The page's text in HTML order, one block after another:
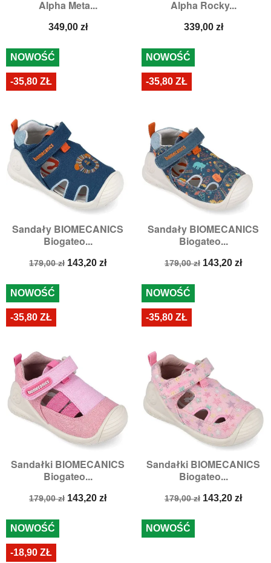
Alpha Meta...
Cena
349,00 zł
Alpha Rocky...
Cena
339,00 zł
Sandały BIOMECANICS
Biogateo...
Cena
179,00 zł Cena
143,20 zł
NOWOŚĆ
-35,80 ZŁ
Sandały BIOMECANICS
Biogateo...
Cena
179,00 zł Cena
143,20 zł
NOWOŚĆ
-35,80 ZŁ
Sandałki BIOMECANICS
Biogateo...
Cena
179,00 zł Cena
143,20 zł
NOWOŚĆ
-35,80 ZŁ
Sandałki BIOMECANICS
Biogateo...
Cena
179,00 zł Cena
143,20 zł
NOWOŚĆ
-35,80 ZŁ
NOWOŚĆ
-18,90 ZŁ
NOWOŚĆ